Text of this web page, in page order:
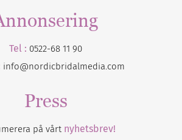
Tel : 0522-68 11 90
info@nordicbridalmedia.com
Press
på vårt nyhetsbrev!